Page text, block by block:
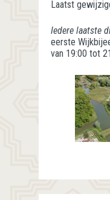
Laatst
Iedere laatste
eerste
van 19:00 tot